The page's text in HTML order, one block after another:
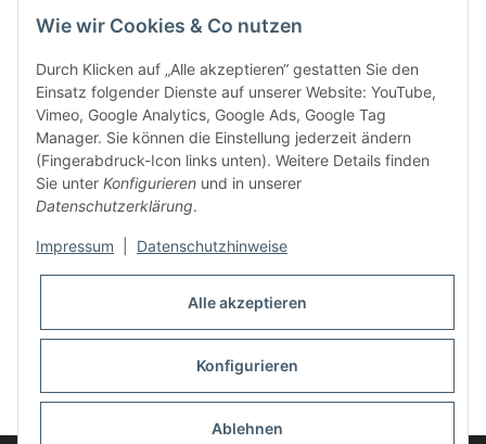
weitere Produkte, wie Reifenschuhe, Hardtopständer hinzu.
sind mit hochwertigen Techniken und Materialien gefertigt.
dasMOBILWERK® ist seit der Gründung ein
Familienunternehmen, welches sich seit 2010 auf
Wachstumskurs befindet. Hier haben Sie zu den üblichen
Geschäftszeiten immer einen persönlichen Ansprechpartner,
sofern Sie Fragen rund um die Produkte von dasMOBILWERK
* Alle Preise inkl. gesetzlicher USt., zzgl.Versand
Wie wir Cookies & Co nutzen
Durch Klicken auf „Alle akzeptieren“ gestatten Sie den
Einsatz folgender Dienste auf unserer Website: YouTube,
Vimeo, Google Analytics, Google Ads, Google Tag
Manager. Sie können die Einstellung jederzeit ändern
(Fingerabdruck-Icon links unten). Weitere Details finden
Sie unter Konfigurieren und in unserer
Datenschutzerklärung.
Impressum Datenschutzhinweise
Alle akzeptieren
Konfigurieren
Ablehnen